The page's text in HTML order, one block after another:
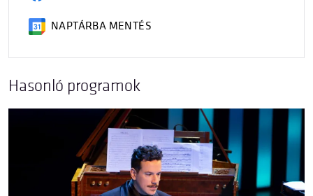
NAPTÁRBA MENTÉS
Hasonló programok